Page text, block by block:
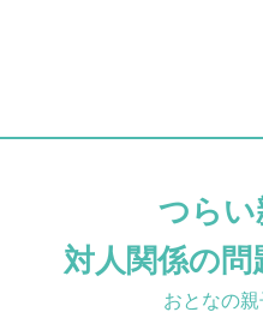
つらい
対人関係の
おとなの